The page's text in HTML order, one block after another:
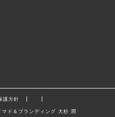
護方針
ド＆ブランディング 大杉 潤